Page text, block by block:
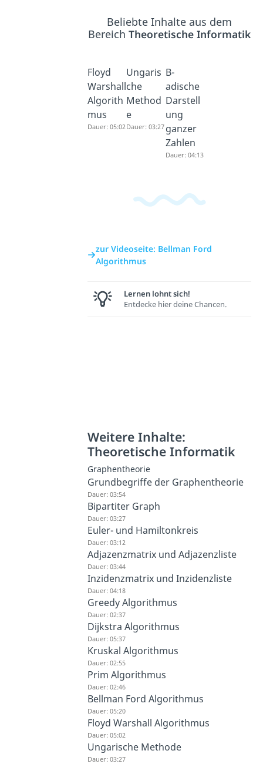
Beliebte Inhalte aus dem
BereichTheoretische Informatik
Floyd
Warshall
Algorith
mus
Dauer: 05:02
Ungaris
che
Method
e
Dauer: 03:27
B-
adische
Darstell
ung
ganzer
Zahlen
Dauer: 04:13
zur Videoseite: Bellman Ford
Algorithmus
Lernen lohnt sich!
Entdecke hier deine Chancen.
Weitere Inhalte:
Theoretische Informatik
Graphentheorie
Grundbegriffe der Graphentheorie
Dauer: 03:54
Bipartiter Graph
Dauer: 03:27
Euler- und Hamiltonkreis
Dauer: 03:12
Adjazenzmatrix und Adjazenzliste
Dauer: 03:44
Inzidenzmatrix und Inzidenzliste
Dauer: 04:18
Greedy Algorithmus
Dauer: 02:37
Dijkstra Algorithmus
Dauer: 05:37
Kruskal Algorithmus
Dauer: 02:55
Prim Algorithmus
Dauer: 02:46
Bellman Ford Algorithmus
Dauer: 05:20
Floyd Warshall Algorithmus
Dauer: 05:02
Ungarische Methode
Dauer: 03:27